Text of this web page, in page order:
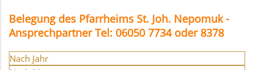
Belegung des Pfarrheims St. Joh. Nepomuk -
Ansprechpartner Tel: 06050 7734 oder 8378
Nach Jahr